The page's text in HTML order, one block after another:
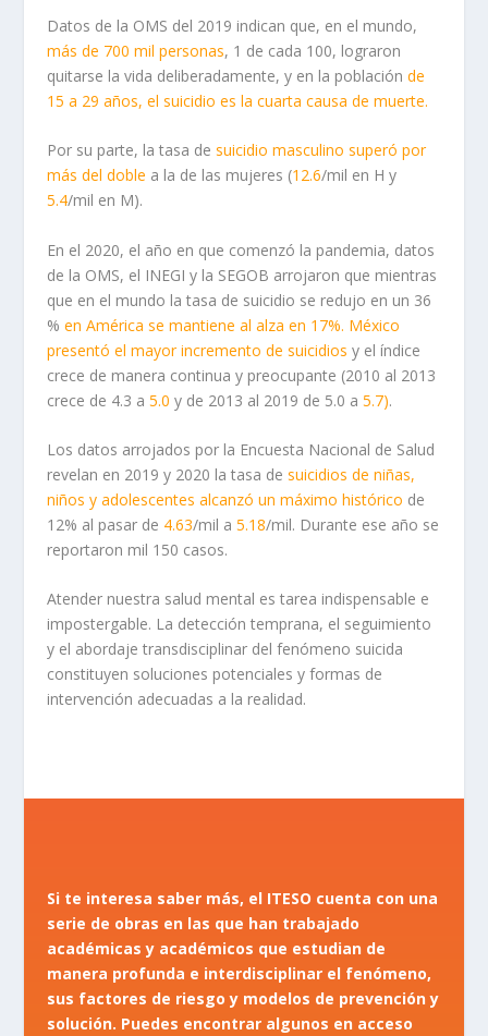
Datos de la OMS del 2019 indican que, en el mundo,
más de 700 mil personas, 1 de cada 100, lograron
quitarse la vida deliberadamente, y en la población de
15 a 29 años, el suicidio es la cuarta causa de muerte.
Por su parte, la tasa de suicidio masculino superó por
más del doble a la de las mujeres (12.6/mil en H y
5.4/mil en M).
En el 2020, el año en que comenzó la pandemia, datos
de la OMS, el INEGI y la SEGOB arrojaron que mientras
que en el mundo la tasa de suicidio se redujo en un 36
% en América se mantiene al alza en 17%. México
presentó el mayor incremento de suicidios y el índice
crece de manera continua y preocupante (2010 al 2013
crece de 4.3 a 5.0 y de 2013 al 2019 de 5.0 a 5.7).
Los datos arrojados por la Encuesta Nacional de Salud
revelan en 2019 y 2020 la tasa de suicidios de niñas,
niños y adolescentes alcanzó un máximo histórico de
12% al pasar de 4.63/mil a 5.18/mil. Durante ese año se
reportaron mil 150 casos.
Atender nuestra salud mental es tarea indispensable e
impostergable. La detección temprana, el seguimiento
y el abordaje transdisciplinar del fenómeno suicida
constituyen soluciones potenciales y formas de
intervención adecuadas a la realidad.
Si te interesa saber más, el ITESO cuenta con una
serie de obras en las que han trabajado
académicas y académicos que estudian de
manera profunda e interdisciplinar el fenómeno,
sus factores de riesgo y modelos de prevención y
solución. Puedes encontrar algunos en acceso